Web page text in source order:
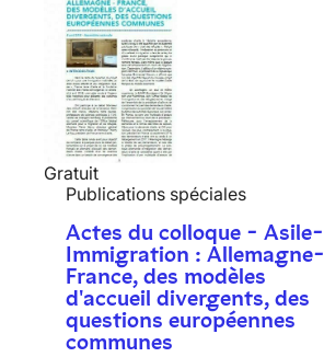
Gratuit
Publications spéciales
Actes du colloque - Asile-
Immigration : Allemagne-
France, des modèles
d'accueil divergents, des
questions européennes
communes